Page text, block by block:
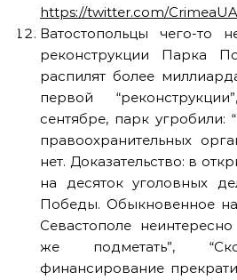
https://twitter.com/
Ватостопольцы чего-то
реконструкции Парка
распилят более
первой
сентябре, парк угробили:
правоохранительных
нет. Доказательство: в
на десяток уголовных
Победы. Обыкновенное
Севастополе
же подметать”,
финансирование